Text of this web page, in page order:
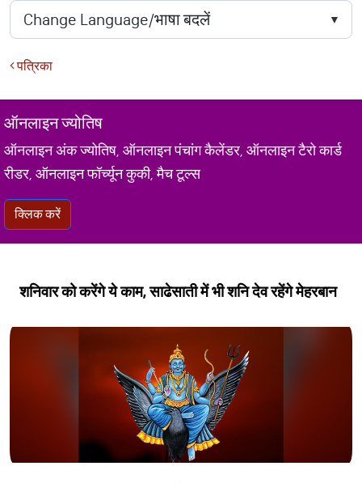
पत्रिका
ऑनलाइन ज्योतिष
ऑनलाइन अंक ज्योतिष, ऑनलाइन पंचांग कैलेंडर, ऑनलाइन टैरो कार्ड
रीडर, ऑनलाइन फॉर्च्यून कुकी, मैच टूल्स
क्लिक करें
शनिवार को करेंगे ये काम, साढेसाती में भी शनि देव रहेंगे मेहरबान